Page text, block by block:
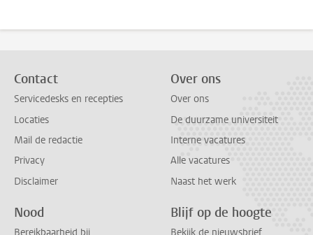
Contact
Servicedesks en recepties
Locaties
Mail de redactie
Privacy
Disclaimer
Over ons
Over ons
De duurzame universiteit
Interne vacatures
Alle vacatures
Naast het werk
Nood Blijf op de hoogte